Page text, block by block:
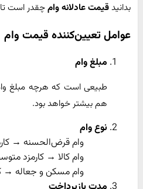
بدانیدقیمت عادلانه وامچقدر است
عوامل تعیین‌کننده قیمت وام
مبلغ وام
طبیعی است که هرچه مبلغ
هم بیشتر خواهد بود.
نوع وام
وام قرض‌الحسنه →
وام کالا → کارمزد
وام مسکن و جعاله →